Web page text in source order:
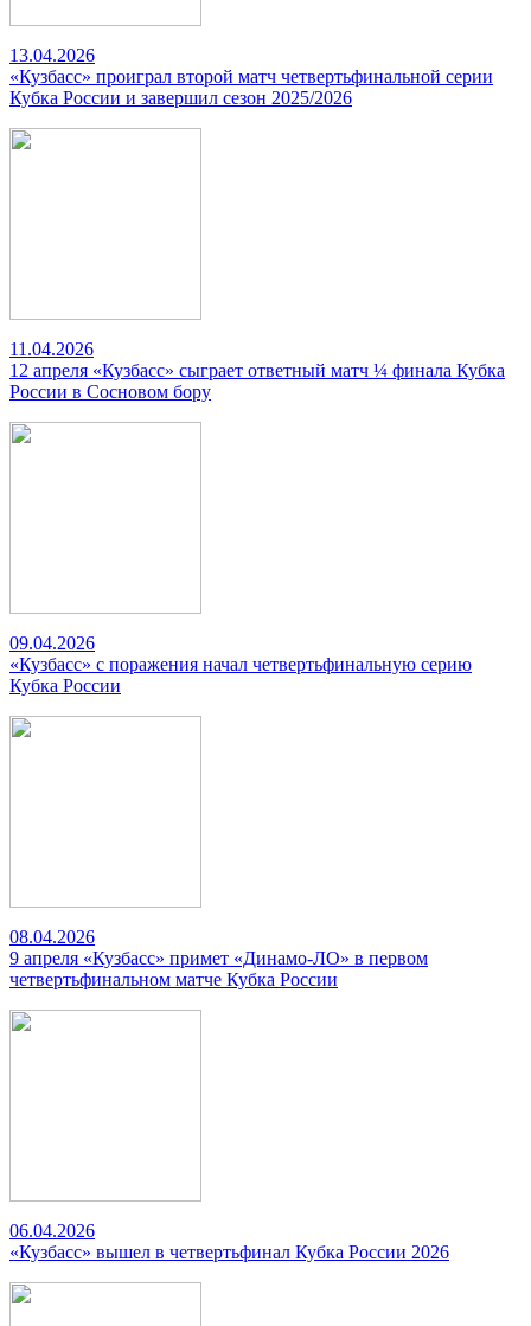
13.04.2026
«Кузбасс» проиграл второй матч четвертьфинальной серии
Кубка России и завершил сезон 2025/2026
11.04.2026
12 апреля «Кузбасс» сыграет ответный матч ¼ финала Кубка
России в Сосновом бору
09.04.2026
«Кузбасс» с поражения начал четвертьфинальную серию
Кубка России
08.04.2026
9 апреля «Кузбасс» примет «Динамо-ЛО» в первом
четвертьфинальном матче Кубка России
06.04.2026
«Кузбасс» вышел в четвертьфинал Кубка России 2026